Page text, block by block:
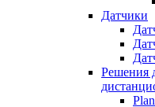
Датчики
Решения